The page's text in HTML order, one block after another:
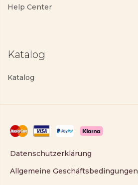
Help Center
Katalog
Katalog
Datenschutzerklärung
Allgemeine Geschäftsbedingungen